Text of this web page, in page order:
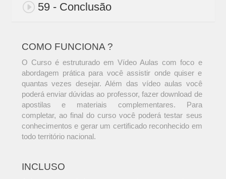
59 - Conclusão
COMO FUNCIONA ?
O Curso é estruturado em Vídeo Aulas com foco e
abordagem prática para você assistir onde quiser e
quantas vezes desejar. Além das vídeo aulas você
poderá enviar dúvidas ao professor, fazer download de
apostilas e materiais complementares. Para
completar, ao final do curso você poderá testar seus
conhecimentos e gerar um certificado reconhecido em
todo território nacional.
INCLUSO